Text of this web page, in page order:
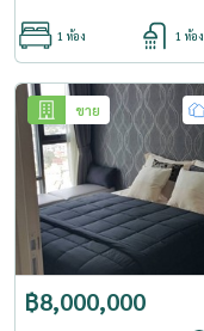
1 ห้อง 1 ห้อง
ขาย
฿8,000,000